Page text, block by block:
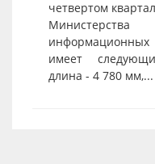
четвертом
имеет
длина - 4 780 мм,...